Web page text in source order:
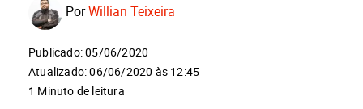
PorWillian Teixeira
Publicado: 05/06/2020
Atualizado: 06/06/2020 às 12:45
1 Minuto de leitura